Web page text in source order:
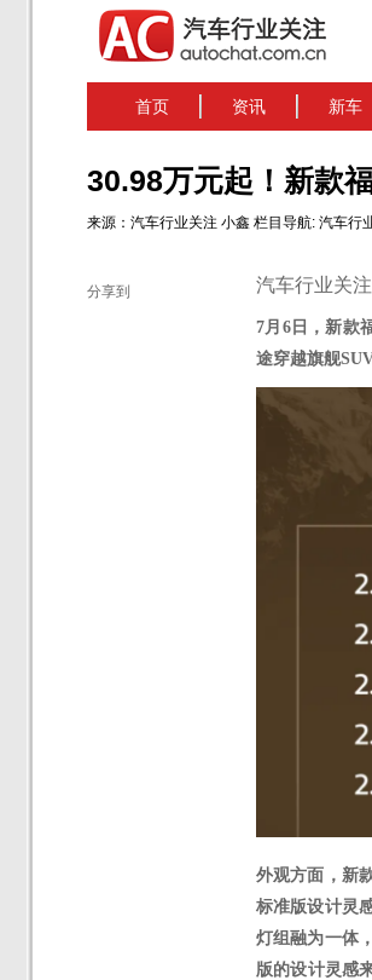
首页 资讯 新车
30.98万元起！新款
来源： 汽车行业关注 小鑫 栏目导航: 汽车行
分享到 汽车行业关
7月6日 ，新款
途穿越旗舰
外观方面，新
标准版设计灵
灯组融为一体
版的设计灵感